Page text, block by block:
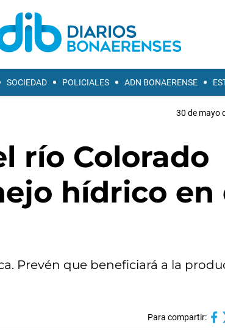
SOCIEDAD POLICIALES ADN BONAERENSE
30 de mayo
río Colorado
hídrico en
Prevén que beneficiará a la
Para compartir: